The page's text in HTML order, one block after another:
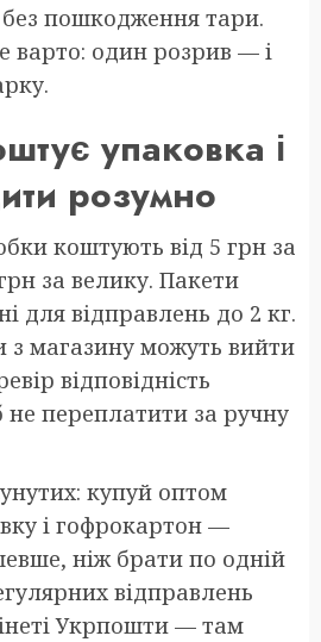
пошкодження тари.
варто: один розрив — і
упаковка і
розумно
коштують від 5 грн за
за велику. Пакети
для відправлень до 2 кг.
з магазину можуть вийти
відповідність
переплатити за ручну
купуй оптом
і гофрокартон —
ніж брати по одній
відправлень
Укрпошти — там